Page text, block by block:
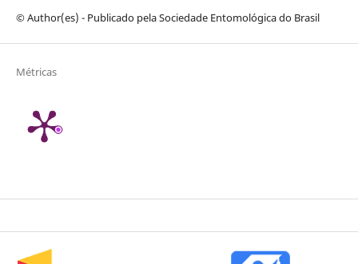
© Author(es) - Publicado pela Sociedade Entomológica do Brasil
Métricas